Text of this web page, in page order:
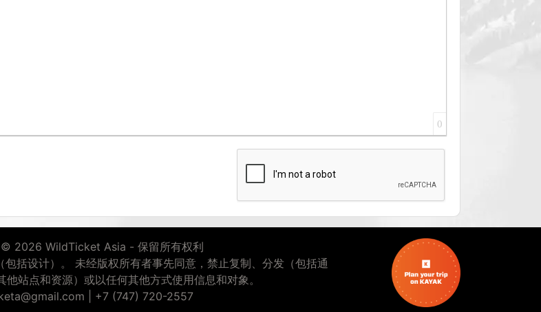
0
© 2026 WildTicket Asia - 保留所有权利
括设计）。 未经版权所有者事先同意，禁止复制、分发（包括通
他站点和资源）或以任何其他方式使用信息和对象。
+7 (747) 720-2557